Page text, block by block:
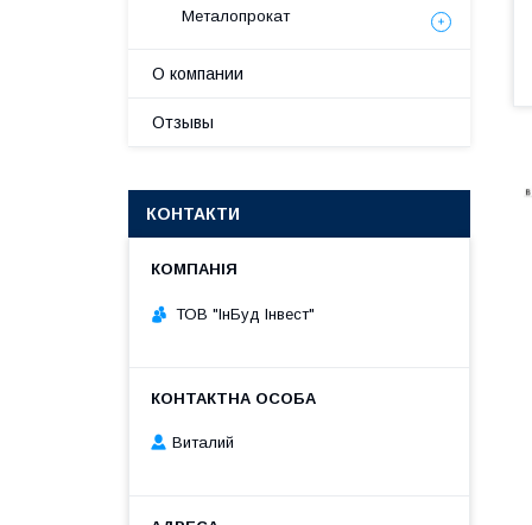
Металопрокат
О компании
Отзывы
КОНТАКТИ
ТОВ "ІнБуд Інвест"
Виталий